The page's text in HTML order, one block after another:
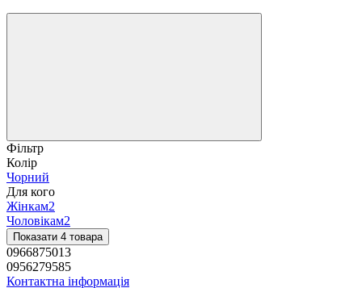
Фільтр
Колір
Чорний
Для кого
Жінкам2
Чоловікам2
Показати 4 товара
0966875013
0956279585
Контактна інформація